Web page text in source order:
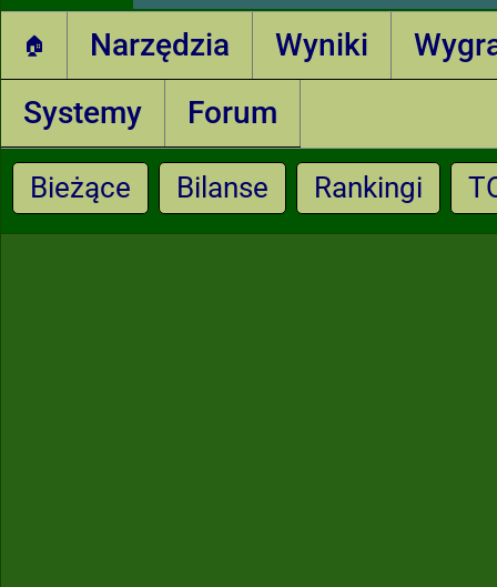
🏠 Narzędzia Wyniki
Systemy
Forum
Bieżące Bilanse Rankingi